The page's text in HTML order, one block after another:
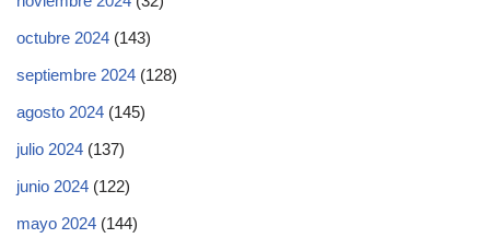
octubre 2024 (143)
septiembre 2024 (128)
agosto 2024 (145)
julio 2024 (137)
junio 2024 (122)
mayo 2024 (144)